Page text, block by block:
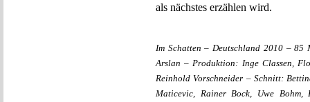
als nächstes erzählen wird.
Im Schatten – Deutschland 2010 – 85
Arslan – Produktion: Inge Classen,
Reinhold Vorschneider – Schnitt:
Maticevic, Rainer Bock, Uwe